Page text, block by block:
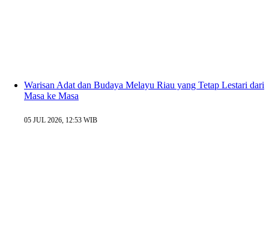
Warisan Adat dan Budaya Melayu Riau yang Tetap Lestari dari
Masa ke Masa
05 JUL 2026, 12:53 WIB